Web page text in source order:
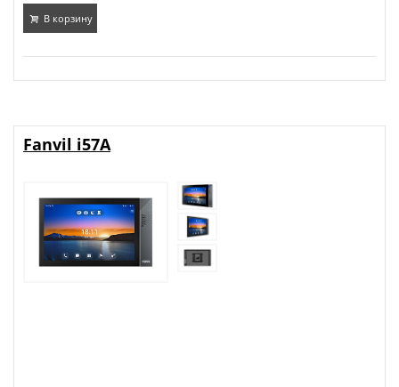
В корзину
Fanvil i57A